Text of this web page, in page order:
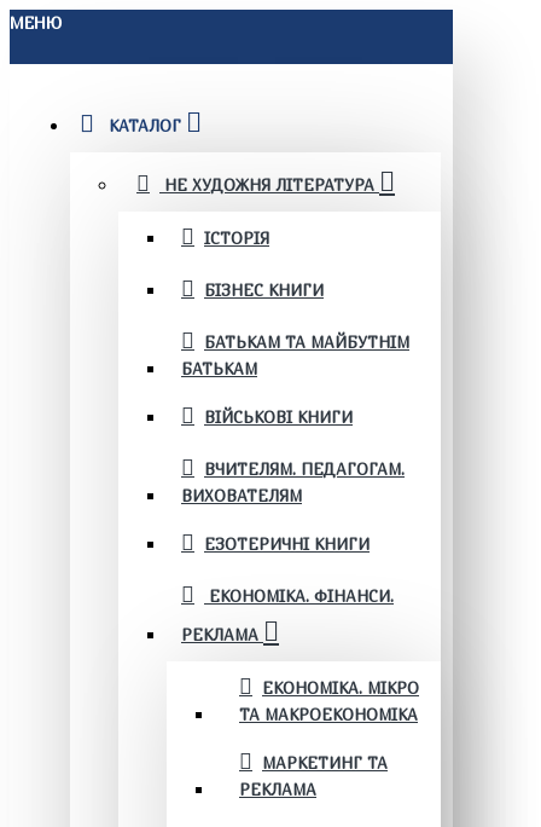
МЕНЮ
КАТАЛОГ
НЕ ХУДОЖНЯ ЛІТЕРАТУРА
ІСТОРІЯ
БІЗНЕС КНИГИ
БАТЬКАМ ТА МАЙБУТНІМ
БАТЬКАМ
ВІЙСЬКОВІ КНИГИ
ВЧИТЕЛЯМ. ПЕДАГОГАМ.
ВИХОВАТЕЛЯМ
ЕЗОТЕРИЧНІ КНИГИ
ЕКОНОМІКА. ФІНАНСИ.
РЕКЛАМА
ЕКОНОМІКА. МІКРО
ТА МАКРОЕКОНОМІКА
МАРКЕТИНГ ТА
РЕКЛАМА